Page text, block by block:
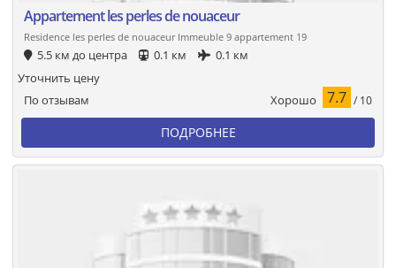
Appartement les perles de nouaceur
Residence les perles de nouaceur Immeuble 9 appartement 19
5.5 км до центра 0.1 км 0.1 км
По отзывам Хорошо 7.7 / 10
Уточнить цену
ПОДРОБНЕЕ